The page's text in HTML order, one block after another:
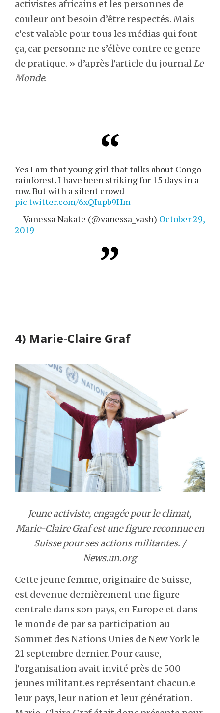
activistes africains et les personnes de
couleur ont besoin d’être respectés. Mais
c’est valable pour tous les médias qui font
ça, car personne ne s’élève contre ce genre
de pratique. » d’après l’article du journal Le
Monde.
Yes I am that young girl that talks about Congo
rainforest. I have been striking for 15 days in a
row. But with a silent crowd
pic.twitter.com/6xQIupb9Hm
— Vanessa Nakate (@vanessa_vash) October 29,
2019
4) Marie-Claire Graf
Jeune activiste, engagée pour le climat,
Marie-Claire Graf est une figure reconnue en
Suisse pour ses actions militantes. /
News.un.org
Cette jeune femme, originaire de Suisse,
est devenue dernièrement une figure
centrale dans son pays, en Europe et dans
le monde de par sa participation au
Sommet des Nations Unies de New York le
21 septembre dernier. Pour cause,
l’organisation avait invité près de 500
jeunes militant.es représentant chacun.e
leur pays, leur nation et leur génération.